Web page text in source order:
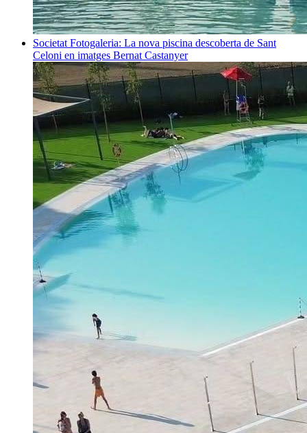
Societat Fotogaleria: La nova piscina descoberta de Sant
Celoni en imatges Bernat Castanyer